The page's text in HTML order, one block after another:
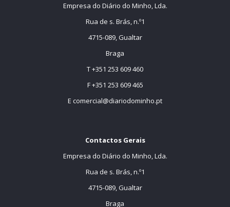
Empresa do Diário do Minho, Lda.
Rua de s. Brás, n.º1
4715-089, Gualtar
Braga
T +351 253 609 460
F +351 253 609 465
E comercial@diariodominho.pt
Contactos Gerais
Empresa do Diário do Minho, Lda.
Rua de s. Brás, n.º1
4715-089, Gualtar
Braga